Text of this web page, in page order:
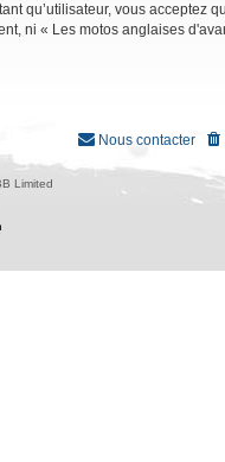
qu’utilisateur, vous acceptez
ni « Les motos anglaises
Nous contacter
Limited